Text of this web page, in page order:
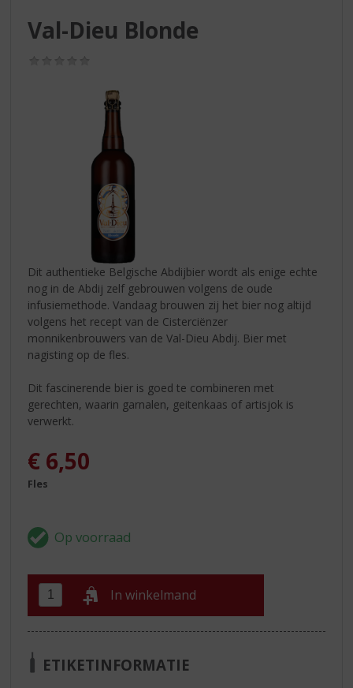
Val-Dieu Blonde
Dit authentieke Belgische Abdijbier wordt als enige echte
nog in de Abdij zelf gebrouwen volgens de oude
infusiemethode. Vandaag brouwen zij het bier nog altijd
volgens het recept van de Cisterciënzer
monnikenbrouwers van de Val-Dieu Abdij. Bier met
nagisting op de fles.
Dit fascinerende bier is goed te combineren met
gerechten, waarin garnalen, geitenkaas of artisjok is
verwerkt.
€ 6,50
Fles
In winkelmand
ETIKETINFORMATIE